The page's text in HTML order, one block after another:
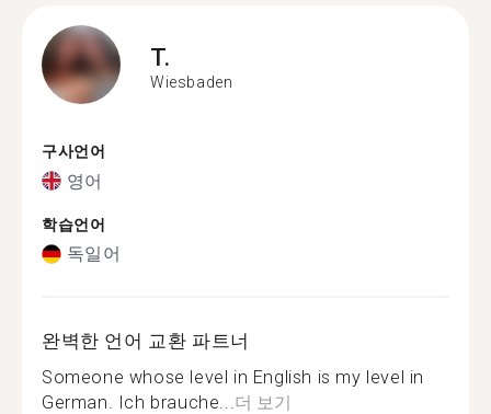
T.
Wiesbaden
구사언어
영어
학습언어
독일어
완벽한 언어 교환 파트너
Someone whose level in English is my level in
German. Ich brauche...더 보기